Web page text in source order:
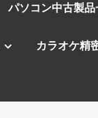
パソコン中古製
カラオケ精